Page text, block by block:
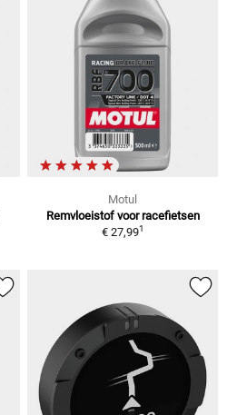
Motul
Remvloeistof voor racefietsen
€ 27,991